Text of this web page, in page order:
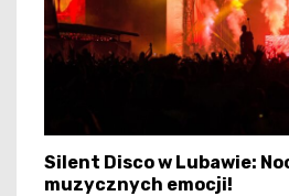
Silent Disco w Lubawie:
muzycznych emocji!